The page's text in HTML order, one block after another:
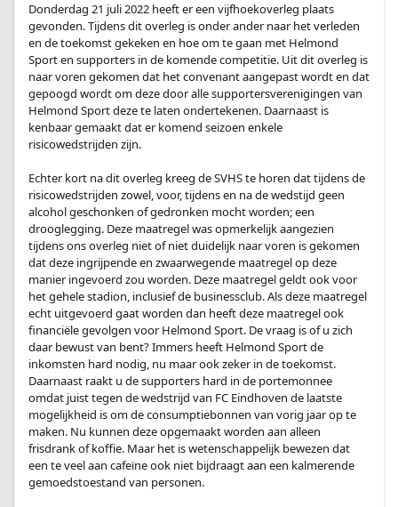
Donderdag 21 juli 2022 heeft er een vijfhoekoverleg plaats
gevonden. Tijdens dit overleg is onder ander naar het verleden
en de toekomst gekeken en hoe om te gaan met Helmond
Sport en supporters in de komende competitie. Uit dit overleg is
naar voren gekomen dat het convenant aangepast wordt en dat
gepoogd wordt om deze door alle supportersverenigingen van
Helmond Sport deze te laten ondertekenen. Daarnaast is
kenbaar gemaakt dat er komend seizoen enkele
risicowedstrijden zijn.
Echter kort na dit overleg kreeg de SVHS te horen dat tijdens de
risicowedstrijden zowel, voor, tijdens en na de wedstijd geen
alcohol geschonken of gedronken mocht worden; een
drooglegging. Deze maatregel was opmerkelijk aangezien
tijdens ons overleg niet of niet duidelijk naar voren is gekomen
dat deze ingrijpende en zwaarwegende maatregel op deze
manier ingevoerd zou worden. Deze maatregel geldt ook voor
het gehele stadion, inclusief de businessclub. Als deze maatregel
echt uitgevoerd gaat worden dan heeft deze maatregel ook
financiële gevolgen voor Helmond Sport. De vraag is of u zich
daar bewust van bent? Immers heeft Helmond Sport de
inkomsten hard nodig, nu maar ook zeker in de toekomst.
Daarnaast raakt u de supporters hard in de portemonnee
omdat juist tegen de wedstrijd van FC Eindhoven de laatste
mogelijkheid is om de consumptiebonnen van vorig jaar op te
maken. Nu kunnen deze opgemaakt worden aan alleen
frisdrank of koffie. Maar het is wetenschappelijk bewezen dat
een te veel aan cafeïne ook niet bijdraagt aan een kalmerende
gemoedstoestand van personen.